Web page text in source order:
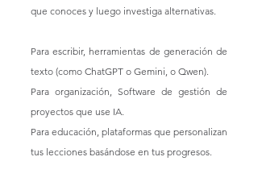
que conoces y luego investiga alternativas.
Para escribir, herramientas de generación de
texto (como ChatGPT o Gemini, o Qwen).
Para organización, Software de gestión de
proyectos que use IA.
Para educación, plataformas que personalizan
tus lecciones basándose en tus progresos.